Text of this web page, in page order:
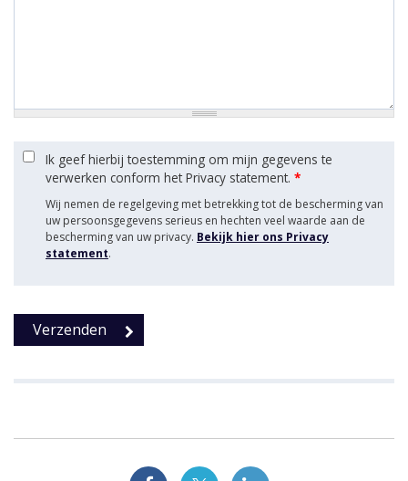
Ik geef hierbij toestemming om mijn gegevens te
verwerken conform het Privacy statement. *
Wij nemen de regelgeving met betrekking tot de bescherming van
uw persoonsgegevens serieus en hechten veel waarde aan de
bescherming van uw privacy. Bekijk hier ons Privacy
statement.